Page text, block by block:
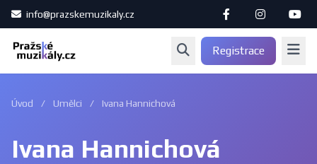
info@prazskemuzikaly.cz
Registrace
Úvod / Umělci / Ivana Hannichová
Ivana Hannichová